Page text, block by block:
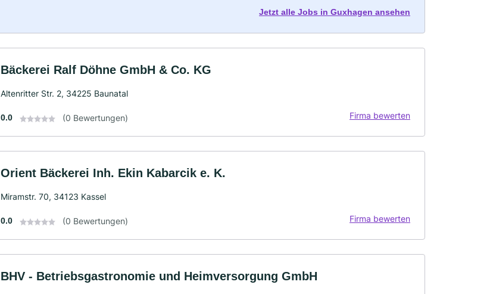
Jetzt alle Jobs in Guxhagen ansehen
Bäckerei Ralf Döhne GmbH & Co. KG
Altenritter Str. 2, 34225 Baunatal
0.0 (0 Bewertungen) Firma bewerten
Orient Bäckerei Inh. Ekin Kabarcik e. K.
Miramstr. 70, 34123 Kassel
0.0 (0 Bewertungen) Firma bewerten
BHV - Betriebsgastronomie und Heimversorgung GmbH